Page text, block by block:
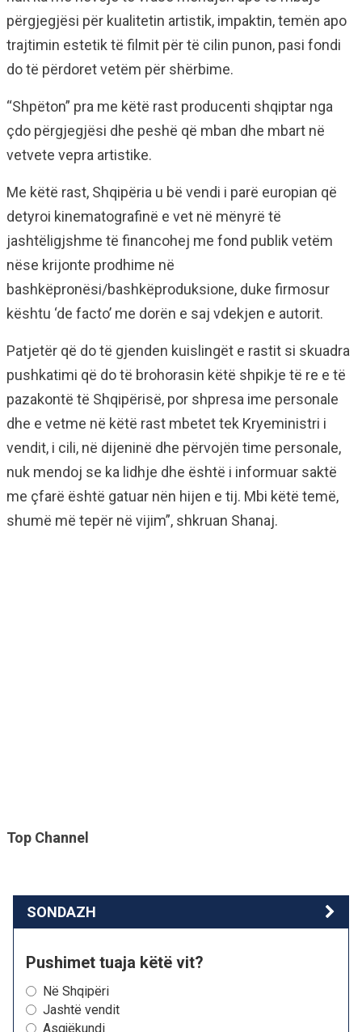
përgjegjësi për kualitetin artistik, impaktin, temën apo
trajtimin estetik të filmit për të cilin punon, pasi fondi
do të përdoret vetëm për shërbime.
“Shpëton” pra me këtë rast producenti shqiptar nga
çdo përgjegjësi dhe peshë që mban dhe mbart në
vetvete vepra artistike.
Me këtë rast, Shqipëria u bë vendi i parë europian që
detyroi kinematografinë e vet në mënyrë të
jashtëligjshme të financohej me fond publik vetëm
nëse krijonte prodhime në
bashkëpronësi/bashkëproduksione, duke firmosur
kështu ‘de facto’ me dorën e saj vdekjen e autorit.
Patjetër që do të gjenden kuislingët e rastit si skuadra
pushkatimi që do të brohorasin këtë shpikje të re e të
pazakontë të Shqipërisë, por shpresa ime personale
dhe e vetme në këtë rast mbetet tek Kryeministri i
vendit, i cili, në dijeninë dhe përvojën time personale,
nuk mendoj se ka lidhje dhe është i informuar saktë
me çfarë është gatuar nën hijen e tij. Mbi këtë temë,
shumë më tepër në vijim”, shkruan Shanaj.
Top Channel
SONDAZH
Pushimet tuaja këtë vit?
Në Shqipëri
Jashtë vendit
Asgjëkundi